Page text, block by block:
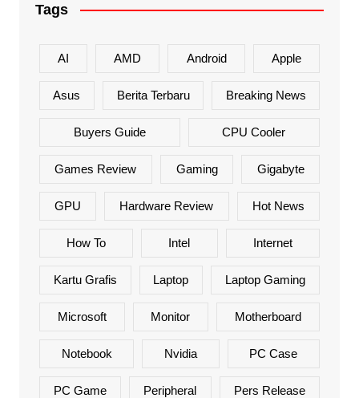
Tags
AI AMD Android Apple
Asus Berita Terbaru Breaking News
Buyers Guide CPU Cooler
Games Review Gaming Gigabyte
GPU Hardware Review Hot News
How To Intel Internet
Kartu Grafis Laptop Laptop Gaming
Microsoft Monitor Motherboard
Notebook Nvidia PC Case
PC Game Peripheral Pers Release